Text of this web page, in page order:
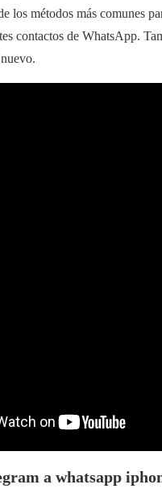
los métodos más comunes
contactos de WhatsApp.
a whatsapp